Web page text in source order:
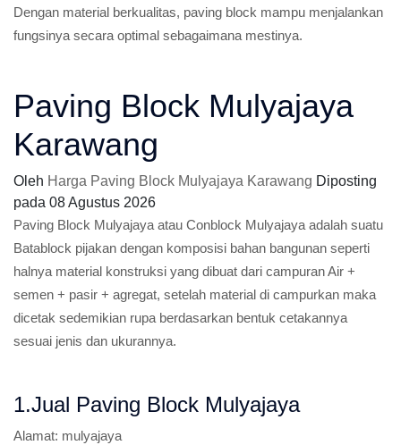
Dengan material berkualitas, paving block mampu menjalankan
fungsinya secara optimal sebagaimana mestinya.
Paving Block Mulyajaya
Karawang
Oleh Harga Paving Block Mulyajaya Karawang Diposting
pada 08 Agustus 2026
Paving Block Mulyajaya atau Conblock Mulyajaya adalah suatu
Batablock pijakan dengan komposisi bahan bangunan seperti
halnya material konstruksi yang dibuat dari campuran Air +
semen + pasir + agregat, setelah material di campurkan maka
dicetak sedemikian rupa berdasarkan bentuk cetakannya
sesuai jenis dan ukurannya.
1.Jual Paving Block Mulyajaya
Alamat: mulyajaya